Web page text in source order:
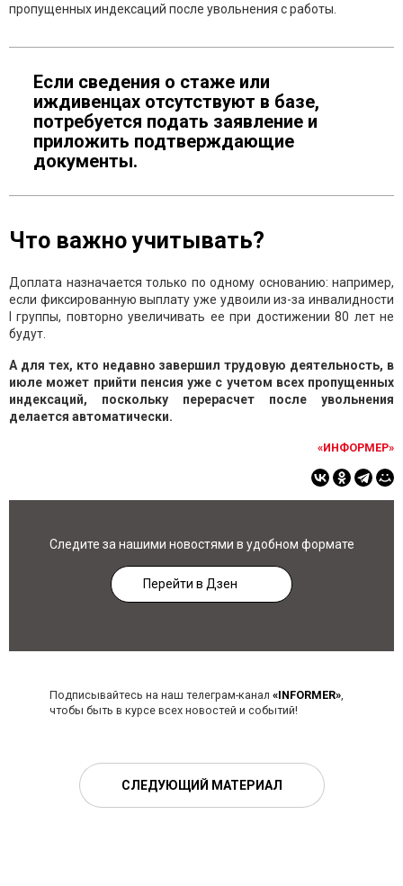
пропущенных индексаций после увольнения с работы.
Если сведения о стаже или
иждивенцах отсутствуют в базе,
потребуется подать заявление и
приложить подтверждающие
документы.
Что важно учитывать?
Доплата назначается только по одному основанию: например,
если фиксированную выплату уже удвоили из-за инвалидности
I группы, повторно увеличивать ее при достижении 80 лет не
будут.
А для тех, кто недавно завершил трудовую деятельность, в
июле может прийти пенсия уже с учетом всех пропущенных
индексаций, поскольку перерасчет после увольнения
делается автоматически.
«ИНФОРМЕР»
Следите за нашими новостями в удобном формате
Перейти в Дзен
Подписывайтесь на наш телеграм-канал «INFORMER»,
чтобы быть в курсе всех новостей и событий!
СЛЕДУЮЩИЙ МАТЕРИАЛ